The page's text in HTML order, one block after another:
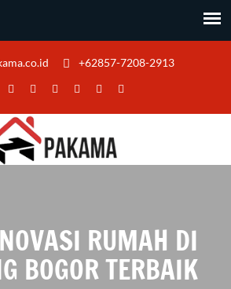
+62857-7208-2913
RUMAH DI
BOGOR TERBAIK